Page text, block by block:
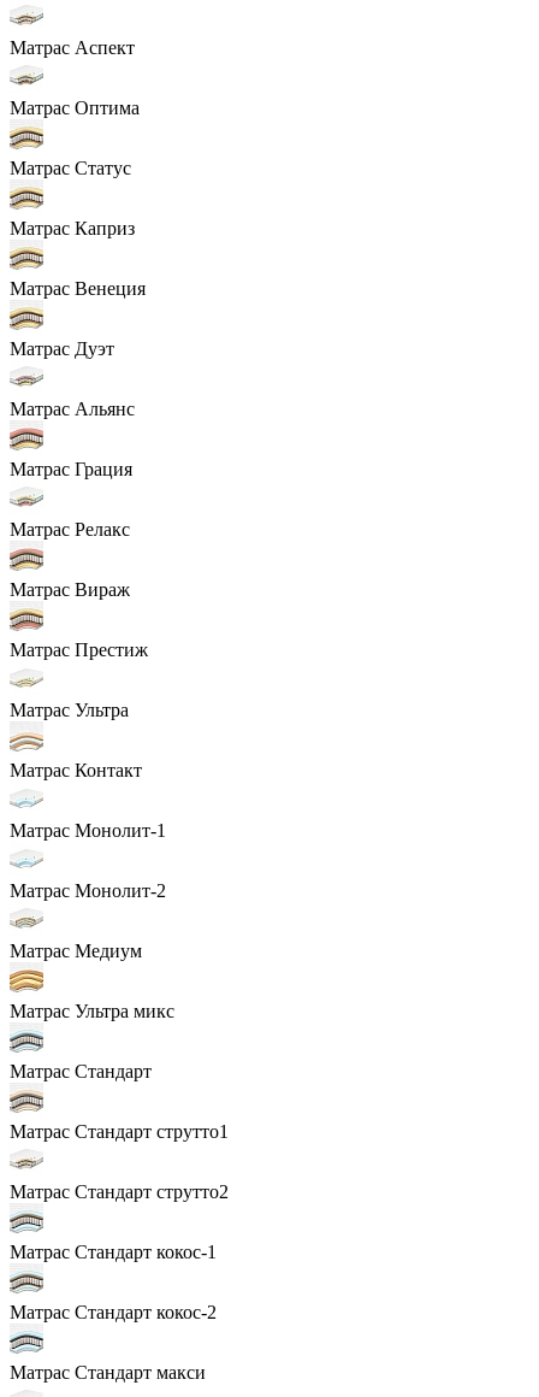
Матрас Аспект
Матрас Оптима
Матрас Статус
Матрас Каприз
Матрас Венеция
Матрас Дуэт
Матрас Альянс
Матрас Грация
Матрас Релакс
Матрас Вираж
Матрас Престиж
Матрас Ультра
Матрас Контакт
Матрас Монолит-1
Матрас Монолит-2
Матрас Медиум
Матрас Ультра микс
Матрас Стандарт
Матрас Стандарт струтто1
Матрас Стандарт струтто2
Матрас Стандарт кокос-1
Матрас Стандарт кокос-2
Матрас Стандарт макси